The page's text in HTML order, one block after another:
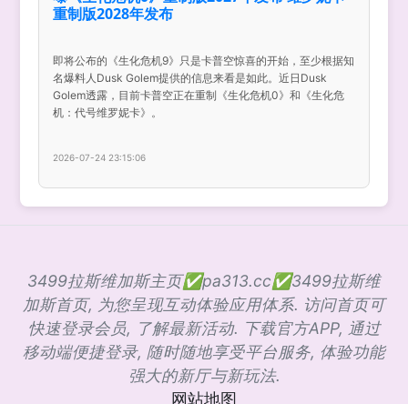
重制版2028年发布
即将公布的《生化危机9》只是卡普空惊喜的开始，至少根据知
名爆料人Dusk Golem提供的信息来看是如此。近日Dusk
Golem透露，目前卡普空正在重制《生化危机0》和《生化危
机：代号维罗妮卡》。
2026-07-24 23:15:06
3499拉斯维加斯主页✅pa313.cc✅3499拉斯维
加斯首页, 为您呈现互动体验应用体系. 访问首页可
快速登录会员, 了解最新活动. 下载官方APP, 通过
移动端便捷登录, 随时随地享受平台服务, 体验功能
强大的新厅与新玩法.
网站地图